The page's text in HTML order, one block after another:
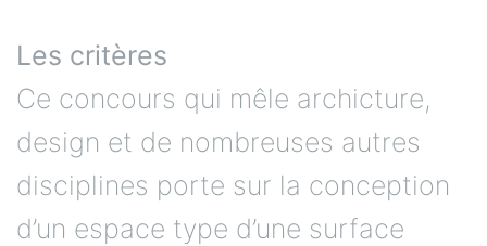
Les critères
Ce concours qui mêle archicture,
design et de nombreuses autres
disciplines porte sur la conception
d’un espace type d’une surface